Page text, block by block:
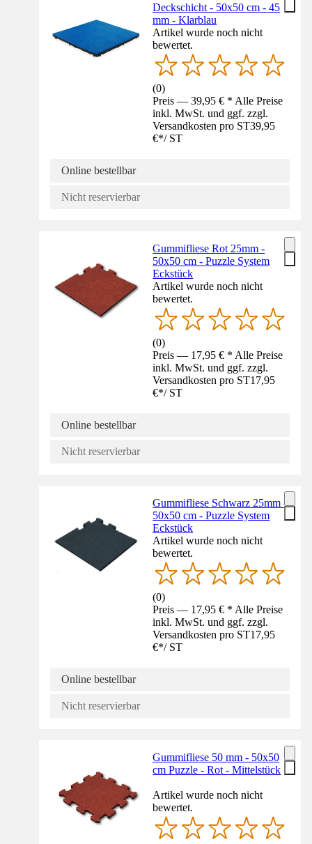
Deckschicht - 50x50 cm - 45
mm - Klarblau
Artikel wurde noch nicht
bewertet.
(0)
Preis — 39,95 € * Alle Preise
inkl. MwSt. und ggf. zzgl.
Versandkosten pro ST39,95
€*/ ST
Online bestellbar
Nicht reservierbar
Gummifliese Rot 25mm -
50x50 cm - Puzzle System
Eckstück
Artikel wurde noch nicht
bewertet.
(0)
Preis — 17,95 € * Alle Preise
inkl. MwSt. und ggf. zzgl.
Versandkosten pro ST17,95
€*/ ST
Online bestellbar
Nicht reservierbar
Gummifliese Schwarz 25mm -
50x50 cm - Puzzle System
Eckstück
Artikel wurde noch nicht
bewertet.
(0)
Preis — 17,95 € * Alle Preise
inkl. MwSt. und ggf. zzgl.
Versandkosten pro ST17,95
€*/ ST
Online bestellbar
Nicht reservierbar
Gummifliese 50 mm - 50x50
cm Puzzle - Rot - Mittelstück
Artikel wurde noch nicht
bewertet.